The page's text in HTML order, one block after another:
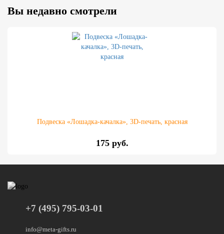
Вы недавно смотрели
Подвеска «Лошадка-качалка», 3D-печать, красная
175 руб.
+7 (495) 795-03-01
info@meta-gifts.ru